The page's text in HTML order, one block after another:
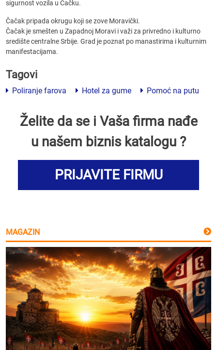
sigurnost vozila u Čačku.
Čačak pripada okrugu koji se zove Moravički.
Čačak je smešten u Zapadnoj Moravi i važi za privredno i kulturno
središte centralne Srbije. Grad je poznat po manastirima i kulturnim
manifestacijama.
Tagovi
Poliranje farova Hotel za gume Pomoć na putu
Želite da se i Vaša firma nađe
u našem biznis katalogu ?
PRIJAVITE FIRMU
MAGAZIN